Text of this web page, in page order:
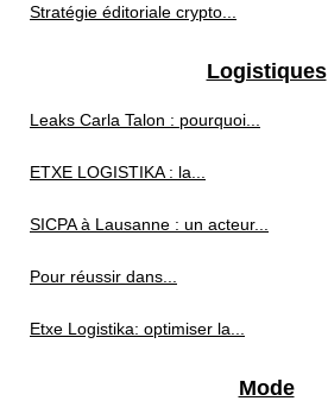
Stratégie éditoriale crypto...
Logistiques
Leaks Carla Talon : pourquoi...
ETXE LOGISTIKA : la...
SICPA à Lausanne : un acteur...
Pour réussir dans...
Etxe Logistika: optimiser la...
Mode